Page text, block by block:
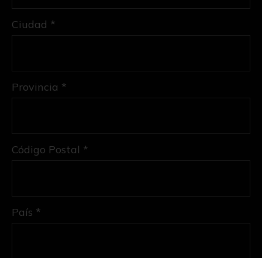
Ciudad *
Provincia *
Código Postal *
País *